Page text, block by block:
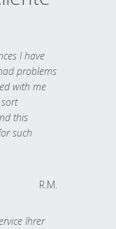
I have
problems
with me
this
such
R.M.
Ihrer